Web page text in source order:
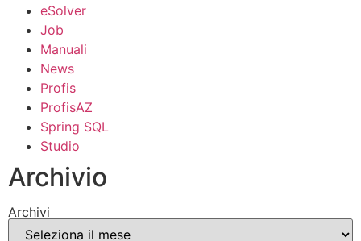
eSolver
Job
Manuali
News
Profis
ProfisAZ
Spring SQL
Studio
Archivio
Archivi